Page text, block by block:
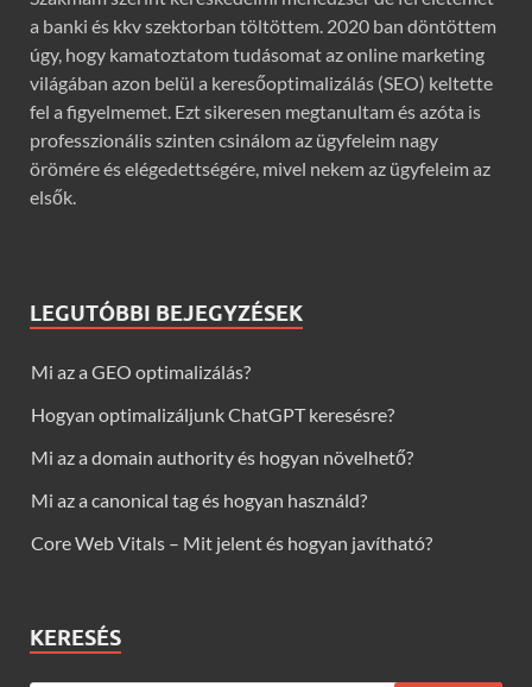
a banki és kkv szektorban töltöttem. 2020 ban döntöttem
úgy, hogy kamatoztatom tudásomat az online marketing
világában azon belül a keresőoptimalizálás (SEO) keltette
fel a figyelmemet. Ezt sikeresen megtanultam és azóta is
professzionális szinten csinálom az ügyfeleim nagy
örömére és elégedettségére, mivel nekem az ügyfeleim az
elsők.
LEGUTÓBBI BEJEGYZÉSEK
Mi az a GEO optimalizálás?
Hogyan optimalizáljunk ChatGPT keresésre?
Mi az a domain authority és hogyan növelhető?
Mi az a canonical tag és hogyan használd?
Core Web Vitals – Mit jelent és hogyan javítható?
KERESÉS